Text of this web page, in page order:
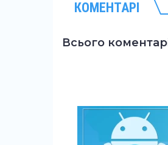
КОМЕНТАРІ
Всього